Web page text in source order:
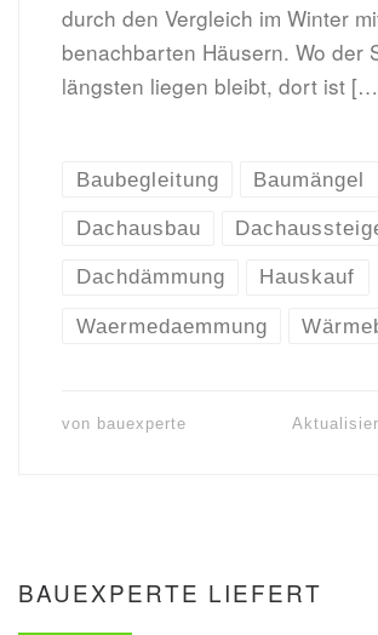
durch den Vergleich im Winter
benachbarten Häusern. Wo der
längsten liegen bleibt, dort ist
Baubegleitung Baumängel
Dachausbau
Dachdämmung Hauskauf
Waermedaemmung
von bauexperte
BAUEXPERTE LIEFERT